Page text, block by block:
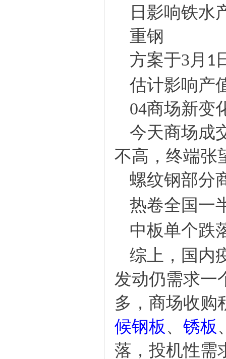
日影响铁水
重钢
方案于3月 1
估计影响产
04商场新变
今天商场成
不高，终端张
螺纹钢部分
热卷全国一
中板单个跌
综上，国内
发动仍需求一
多，商场收购
候钢板、 锈板
落，投机性需